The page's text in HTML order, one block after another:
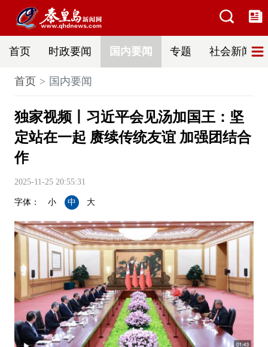
首页 时政要闻 国内要闻 专题 社会新闻
首页 国内要闻
独家视频丨习近平会见汤加国王：坚
定站在一起 赓续传统友谊 加强团结合
作
2025-11-25 20:55:31
字体： 小 中 大